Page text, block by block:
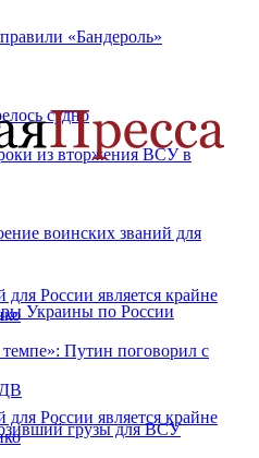
«Бандероль»
судно
из вторжения ВСУ в
воинских званий для
Украины по России
Путин поговорил с
грузы для ВСУ
для России является крайне
для России является крайне